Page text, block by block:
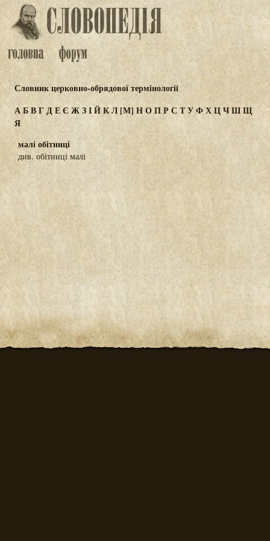
Словник церковно-обрядової термінології
АБВГДЕЄ ЖЗІЙКЛ[М] НОПРСТУФХЦЧШЩ
Я
малі обітниці
див. обітниці малі